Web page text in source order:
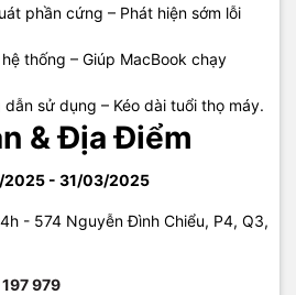
phần cứng – Phát hiện sớm lỗi
thống – Giúp MacBook chạy
dẫn sử dụng – Kéo dài tuổi thọ máy.
& Địa Điểm
- 31/03/2025
- 574 Nguyễn Đình Chiểu, P4, Q3,
979